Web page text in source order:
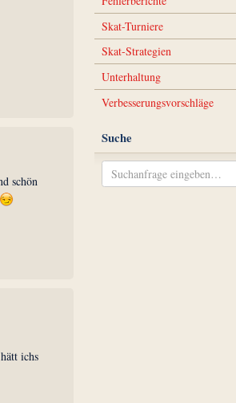
schön
ichs
Skat-Turniere
Skat-Strategien
Unterhaltung
Verbesserungsvorschläge
Suche